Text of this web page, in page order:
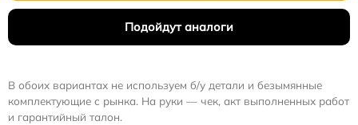
Подойдут аналоги
В обоих вариантах не используем б/у детали и безымянные
комплектующие с рынка. На руки — чек, акт выполненных работ
и гарантийный талон.